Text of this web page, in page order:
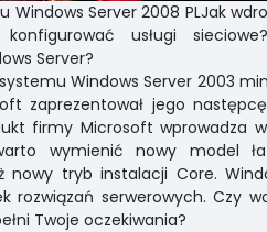
Server 2008 PLJak
usługi
Server?
Windows Server 2003
zaprezentował jego
firmy Microsoft wprowadza
wymienić nowy model
nowy tryb instalacji Core.
rozwiązań serwerowych. Czy
Twoje oczekiwania?